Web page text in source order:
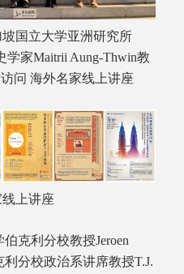
坡国立大学亚洲研究所
学家Maitrii Aung-Thwin教
问 海外名家线上讲座
上讲座
克利分校教授Jeroen
分校政治系讲席教授T.J.